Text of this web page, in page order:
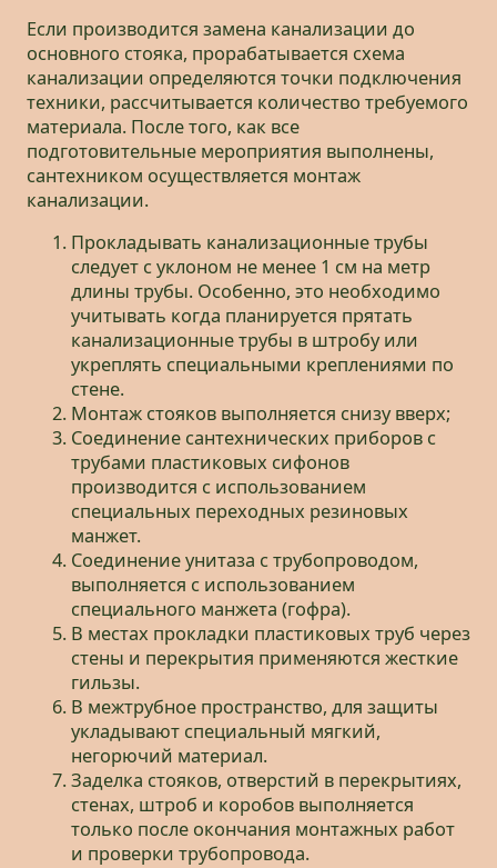
Если производится замена канализации до
основного стояка, прорабатывается схема
канализации определяются точки подключения
техники, рассчитывается количество требуемого
материала. После того, как все
подготовительные мероприятия выполнены,
сантехником осуществляется монтаж
канализации.
Прокладывать канализационные трубы
следует с уклоном не менее 1 см на метр
длины трубы. Особенно, это необходимо
учитывать когда планируется прятать
канализационные трубы в штробу или
укреплять специальными креплениями по
стене.
Монтаж стояков выполняется снизу вверх;
Соединение сантехнических приборов с
трубами пластиковых сифонов
производится с использованием
специальных переходных резиновых
манжет.
Соединение унитаза с трубопроводом,
выполняется с использованием
специального манжета (гофра).
В местах прокладки пластиковых труб через
стены и перекрытия применяются жесткие
гильзы.
В межтрубное пространство, для защиты
укладывают специальный мягкий,
негорючий материал.
Заделка стояков, отверстий в перекрытиях,
стенах, штроб и коробов выполняется
только после окончания монтажных работ
и проверки трубопровода.